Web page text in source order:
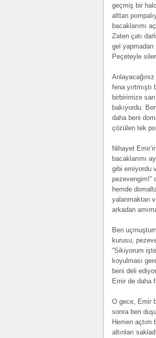
geçmiş bir
alttan
bacaklarımı
Zaten çatı
gel yapmadan
Peçeteyle
fena
birbirimize
bakıyordu.
daha beni
çözülen tek
Nihayet
bacaklarımı
gibi emiyordu
pezevengim!”
hemde
yalanmaktan
arkadan
Ben
kurusu,
“Sikiyorum
koyulması
beni deli
Emir de daha
O gece, Emir
sonra ben
Hemen açtım
altınları